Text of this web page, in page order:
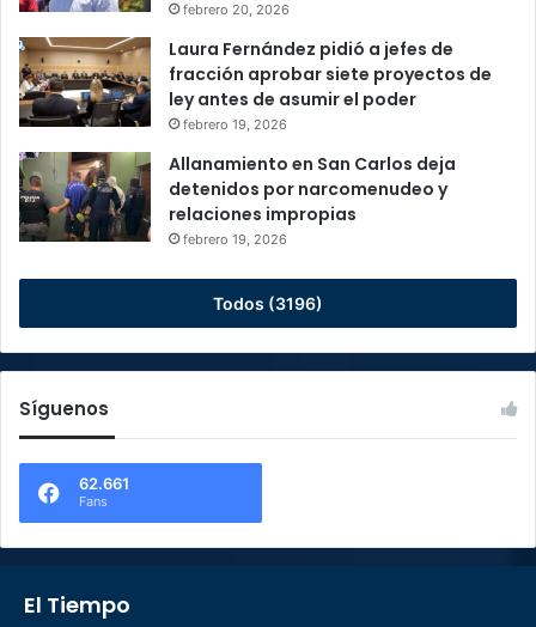
febrero 20, 2026
Laura Fernández pidió a jefes de
fracción aprobar siete proyectos de
ley antes de asumir el poder
febrero 19, 2026
Allanamiento en San Carlos deja
detenidos por narcomenudeo y
relaciones impropias
febrero 19, 2026
Todos (3196)
Síguenos
62.661
Fans
El Tiempo